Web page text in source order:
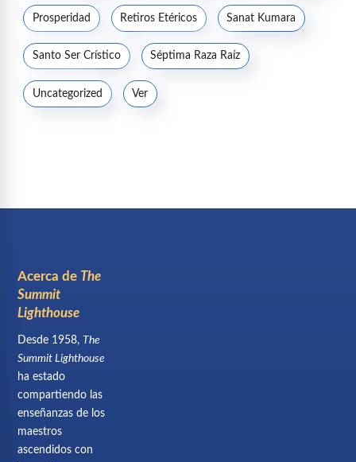
Prosperidad Retiros Etéricos Sanat Kumara
Santo Ser Crístico Séptima Raza Raíz
Uncategorized Ver
Acerca de The
Summit
Lighthouse
Desde 1958, The
Summit Lighthouse
ha estado
compartiendo las
enseñanzas de los
maestros
ascendidos con